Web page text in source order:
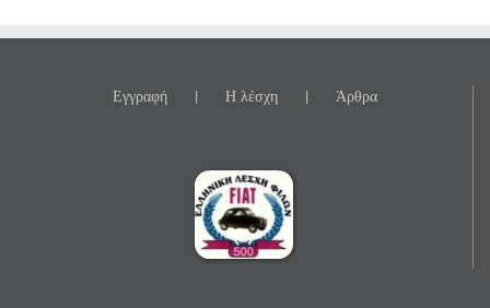
Εγγραφή Η λέσχη Άρθρα